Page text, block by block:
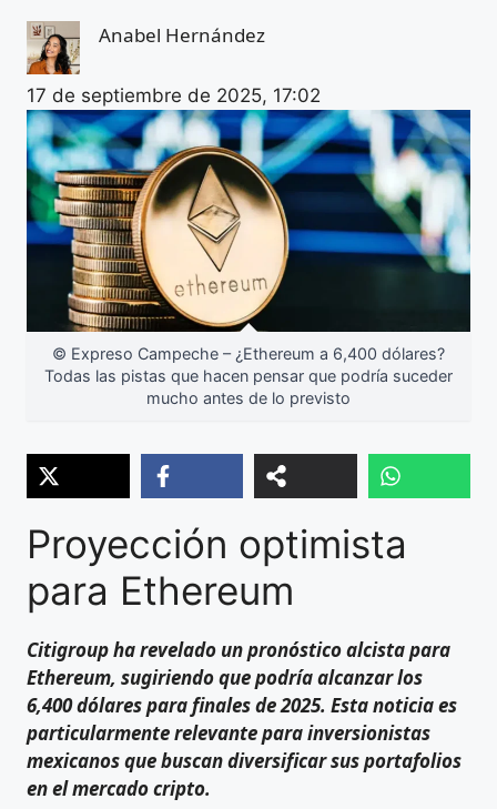
Anabel Hernández
17 de septiembre de 2025, 17:02
© Expreso Campeche – ¿Ethereum a 6,400 dólares?
Todas las pistas que hacen pensar que podría suceder
mucho antes de lo previsto
Proyección optimista
para Ethereum
Citigroup ha revelado un pronóstico alcista para
Ethereum, sugiriendo que podría alcanzar los
6,400 dólares para finales de 2025. Esta noticia es
particularmente relevante para inversionistas
mexicanos que buscan diversificar sus portafolios
en el mercado cripto.